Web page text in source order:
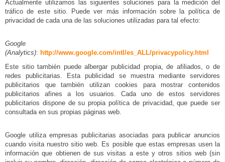
Actualmente utilizamos las siguientes soluciones para la medición del
tráfico de este sitio. Puede ver más información sobre la política de
privacidad de cada una de las soluciones utilizadas para tal efecto:
Google
(Analytics): http://www.google.com/intl/es_ALL/privacypolicy.html
Este sitio también puede albergar publicidad propia, de afiliados, o de
redes publicitarias. Esta publicidad se muestra mediante servidores
publicitarios que también utilizan cookies para mostrar contenidos
publicitarios afines a los usuarios. Cada uno de estos servidores
publicitarios dispone de su propia política de privacidad, que puede ser
consultada en sus propias páginas web.
Google utiliza empresas publicitarias asociadas para publicar anuncios
cuando visita nuestro sitio web. Es posible que estas empresas usen la
información que obtienen de sus visitas a este y otros sitios web (sin